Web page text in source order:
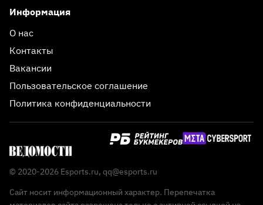
Информация
О нас
Контакты
Вакансии
Пользовательское соглашение
Политика конфиденциальности
© 2020-2026 Esports.ru, qq@esports.ru
Сайт носит информационный характер. Перепечатка